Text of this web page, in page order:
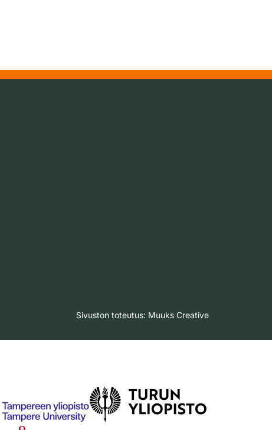
Sivuston toteutus: Muuks Creative